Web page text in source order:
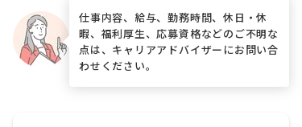
仕事内容、給与、勤務時間、休日・休
暇、福利厚生、応募資格などのご不明な
点は、キャリアアドバイザーにお問い合
わせください。